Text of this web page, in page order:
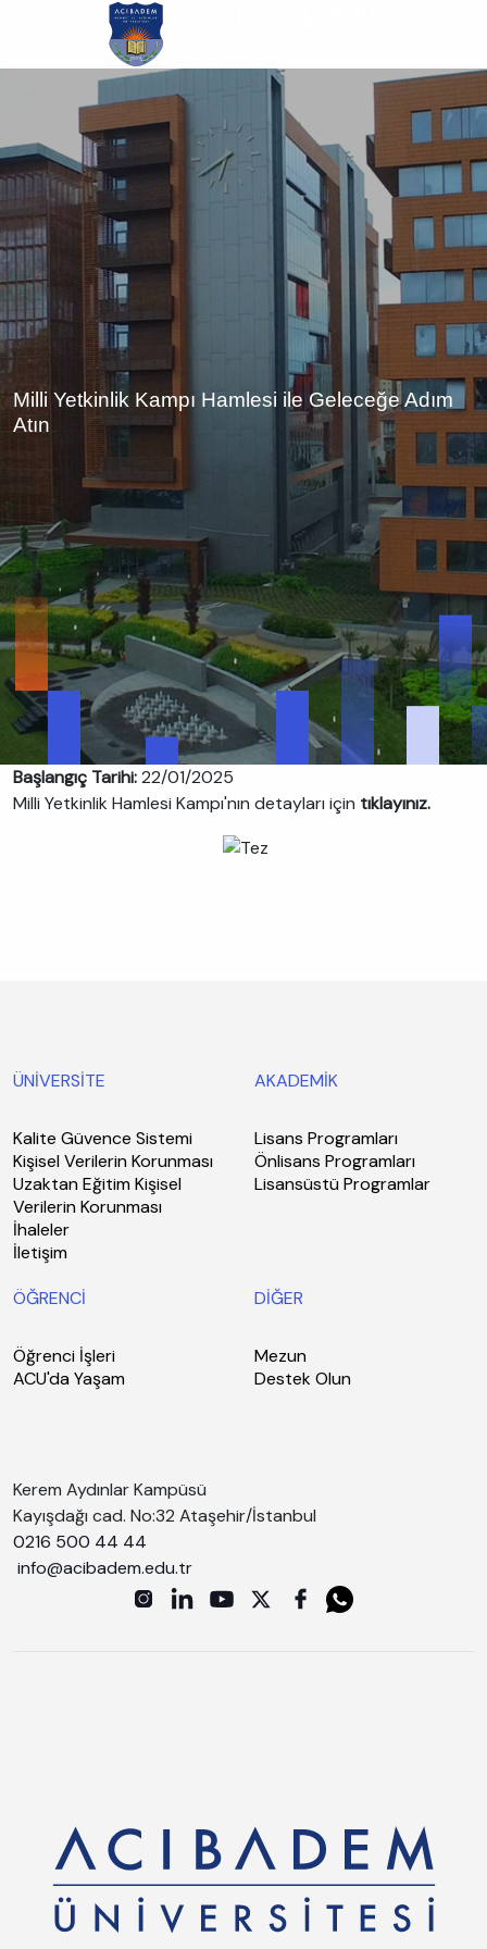
atla
Milli Yetkinlik Kampı Hamlesi ile Geleceğe Adım
Atın
Başlangıç Tarihi:22/01/2025
Milli Yetkinlik Hamlesi Kampı'nın detayları için tıklayınız.
ÜNİVERSİTE
Kalite Güvence Sistemi
Kişisel Verilerin Korunması
Uzaktan Eğitim Kişisel
Verilerin Korunması
İhaleler
İletişim
AKADEMİK
Lisans Programları
Önlisans Programları
Lisansüstü Programlar
ÖĞRENCİ
Öğrenci İşleri
ACU'da Yaşam
DİĞER
Mezun
Destek Olun
Kerem Aydınlar Kampüsü
Kayışdağı cad. No:32 Ataşehir/İstanbul
0216 500 44 44
info@acibadem.edu.tr